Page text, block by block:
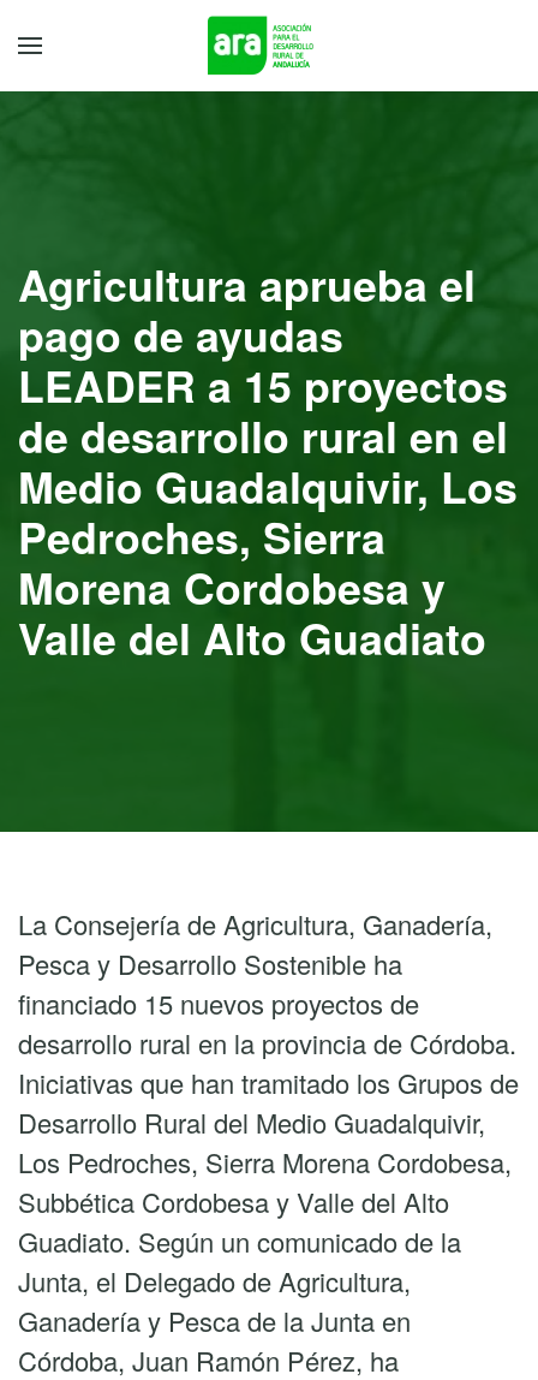
Agricultura aprueba el
pago de ayudas
LEADER a 15 proyectos
de desarrollo rural en el
Medio Guadalquivir, Los
Pedroches, Sierra
Morena Cordobesa y
Valle del Alto Guadiato
La Consejería de Agricultura, Ganadería,
Pesca y Desarrollo Sostenible ha
financiado 15 nuevos proyectos de
desarrollo rural en la provincia de Córdoba.
Iniciativas que han tramitado los Grupos de
Desarrollo Rural del Medio Guadalquivir,
Los Pedroches, Sierra Morena Cordobesa,
Subbética Cordobesa y Valle del Alto
Guadiato. Según un comunicado de la
Junta, el Delegado de Agricultura,
Ganadería y Pesca de la Junta en
Córdoba, Juan Ramón Pérez, ha